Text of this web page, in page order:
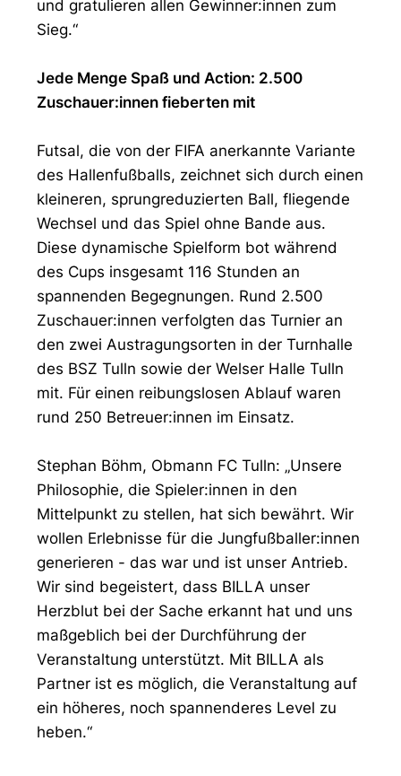
und gratulieren allen Gewinner:innen zum
Sieg.“
Jede Menge Spaß und Action: 2.500
Zuschauer:innen fieberten mit
Futsal, die von der FIFA anerkannte Variante
des Hallenfußballs, zeichnet sich durch einen
kleineren, sprungreduzierten Ball, fliegende
Wechsel und das Spiel ohne Bande aus.
Diese dynamische Spielform bot während
des Cups insgesamt 116 Stunden an
spannenden Begegnungen. Rund 2.500
Zuschauer:innen verfolgten das Turnier an
den zwei Austragungsorten in der Turnhalle
des BSZ Tulln sowie der Welser Halle Tulln
mit. Für einen reibungslosen Ablauf waren
rund 250 Betreuer:innen im Einsatz.
Stephan Böhm, Obmann FC Tulln: „Unsere
Philosophie, die Spieler:innen in den
Mittelpunkt zu stellen, hat sich bewährt. Wir
wollen Erlebnisse für die Jungfußballer:innen
generieren - das war und ist unser Antrieb.
Wir sind begeistert, dass BILLA unser
Herzblut bei der Sache erkannt hat und uns
maßgeblich bei der Durchführung der
Veranstaltung unterstützt. Mit BILLA als
Partner ist es möglich, die Veranstaltung auf
ein höheres, noch spannenderes Level zu
heben.“